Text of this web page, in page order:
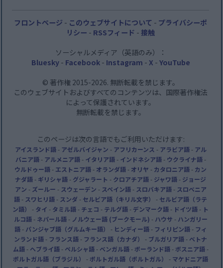
フロントページ - このウェブサイトについて - プライバシーポ
リシー - RSSフィード - 接触
ソーシャルメディア（英語のみ）：
Bluesky- Facebook- Instagram - X - YouTube
© 著作権 2015-2026. 無断転載を禁じます。
このウェブサイトおよびすべてのコンテンツは、国際著作権法
によって保護されています。
無断転載を禁じます。
このページは次の言語でもご利用いただけます:
アイスランド語- アゼルバイジャン - アフリカーンス - アラビア語- アル
バニア語- アルメニア語- イタリア語- インドネシア語- ウクライナ語-
ウルドゥー語- エストニア語- オランダ語- オリヤ - カタロニア語- カン
ナダ語- ギリシャ語- グジャラート - クロアチア語- ジャワ語- ジョージ
アン - ズールー - スウェーデン - スペイン語- スロバキア語- スロベニア
語- スワヒリ語- スンダ - セルビア語（キリル文字） - セルビア語（ラテ
ン語）
- タイ - タミル語- チェコ - テルグ語- デンマーク語- ドイツ語- ト
ルコ語- ネパール語- ノルウェー語 (ブークモール) - ハウサ - ハンガリー
語- パンジャブ語（グルムキー語） - ヒンディー語- フィリピン語- フィ
ンランド語- フランス語- フランス語（カナダ） - ブルガリア語- ベトナ
ム語- ヘブライ語- ペルシャ語- ベンガル語- ポーランド語- ボスニア語-
ポルトガル語（ブラジル）
- ポルトガル語（ポルトガル） - マケドニア語